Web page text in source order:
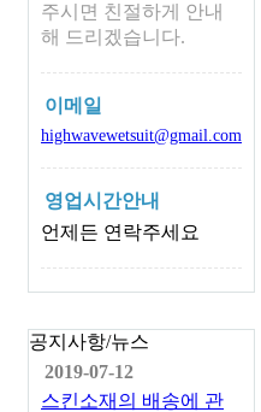
주시면 친절하게 안내
해 드리겠습니다.
이메일
highwavewetsuit@gmail.com
영업시간안내
언제든 연락주세요
공지사항/뉴스
2019-07-12
스킨소재의 배송에 관